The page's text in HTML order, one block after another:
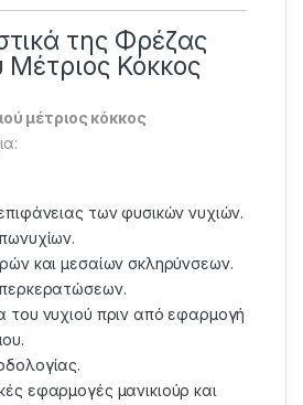
της Φρέζας
Μέτριος Κόκκος
μέτριος κόκκος
των φυσικών νυχιών.
και μεσαίων σκληρύνσεων.
του νυχιού πριν από εφαρμογή
εφαρμογές μανικιούρ και